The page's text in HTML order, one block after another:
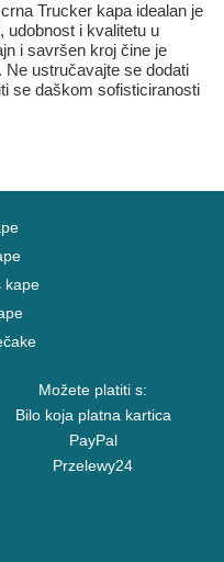
Trucker kapa idealan je
udobnost i kvalitetu u
i savršen kroj čine je
ustručavajte se dodati
se daškom sofisticiranosti
kape
Možete platiti s:
Bilo koja platna kartica
PayPal
Przelewy24